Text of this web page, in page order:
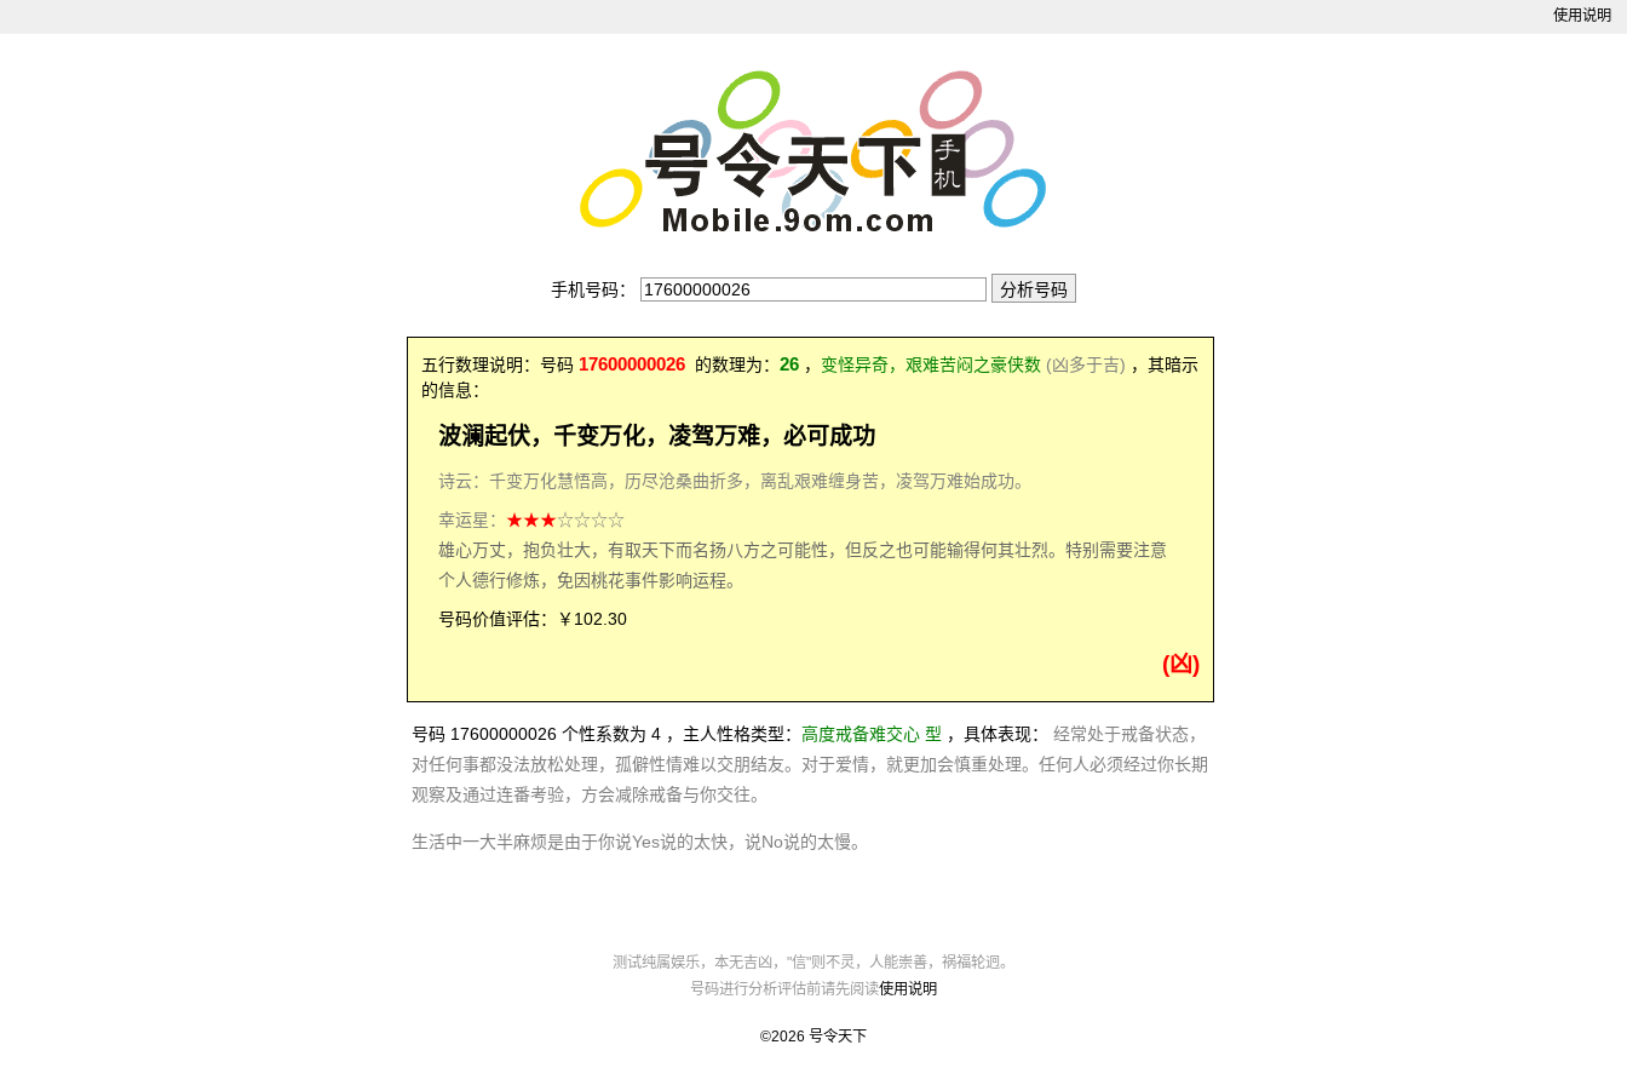
使用说明
手机号码：
五行数理说明：号码 17600000026 的数理为：26 ， 变怪异奇，艰难苦闷之豪侠数 (凶多于吉) ，其暗示
的信息：
波澜起伏，千变万化，凌驾万难，必可成功
诗云：千变万化慧悟高，历尽沧桑曲折多，离乱艰难缠身苦，凌驾万难始成功。
幸运星：★★★☆☆☆☆
雄心万丈，抱负壮大，有取天下而名扬八方之可能性，但反之也可能输得何其壮烈。特别需要注意
个人德行修炼，免因桃花事件影响运程。
号码价值评估：￥102.30
(凶)
号码 17600000026 个性系数为 4 ，主人性格类型：高度戒备难交心 型 ，具体表现：经常处于戒备状态，
对任何事都没法放松处理，孤僻性情难以交朋结友。对于爱情，就更加会慎重处理。任何人必须经过你长期
观察及通过连番考验，方会减除戒备与你交往。
生活中一大半麻烦是由于你说Yes说的太快，说No说的太慢。
测试纯属娱乐，本无吉凶，"信"则不灵，人能崇善，祸福轮迥。
号码进行分析评估前请先阅读使用说明
©2026 号令天下